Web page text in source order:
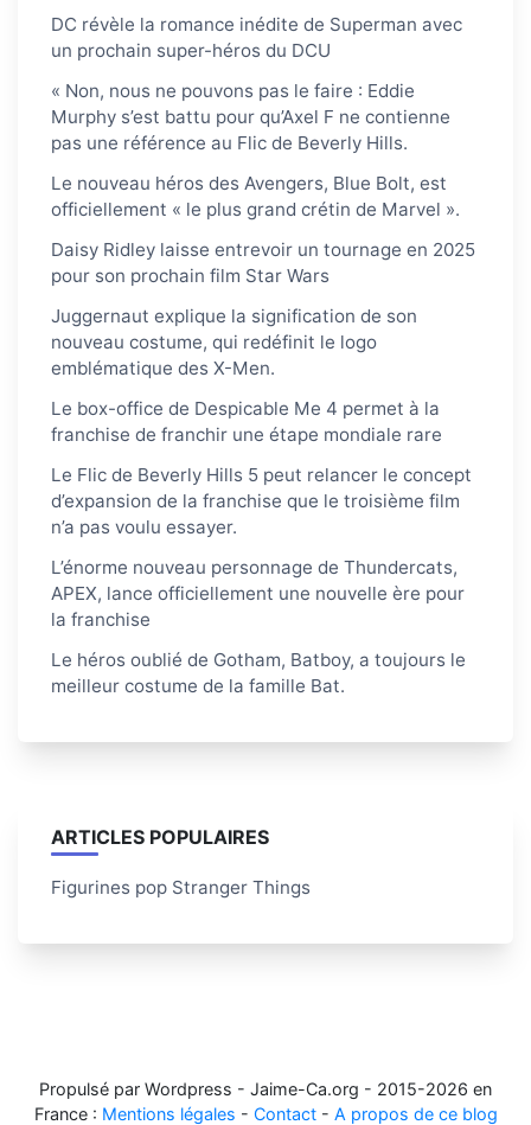
DC révèle la romance inédite de Superman avec
un prochain super-héros du DCU
« Non, nous ne pouvons pas le faire : Eddie
Murphy s’est battu pour qu’Axel F ne contienne
pas une référence au Flic de Beverly Hills.
Le nouveau héros des Avengers, Blue Bolt, est
officiellement « le plus grand crétin de Marvel ».
Daisy Ridley laisse entrevoir un tournage en 2025
pour son prochain film Star Wars
Juggernaut explique la signification de son
nouveau costume, qui redéfinit le logo
emblématique des X-Men.
Le box-office de Despicable Me 4 permet à la
franchise de franchir une étape mondiale rare
Le Flic de Beverly Hills 5 peut relancer le concept
d’expansion de la franchise que le troisième film
n’a pas voulu essayer.
L’énorme nouveau personnage de Thundercats,
APEX, lance officiellement une nouvelle ère pour
la franchise
Le héros oublié de Gotham, Batboy, a toujours le
meilleur costume de la famille Bat.
ARTICLES POPULAIRES
Figurines pop Stranger Things
Propulsé par Wordpress - Jaime-Ca.org - 2015-2026 en
France : Mentions légales - Contact- A propos de ce blog